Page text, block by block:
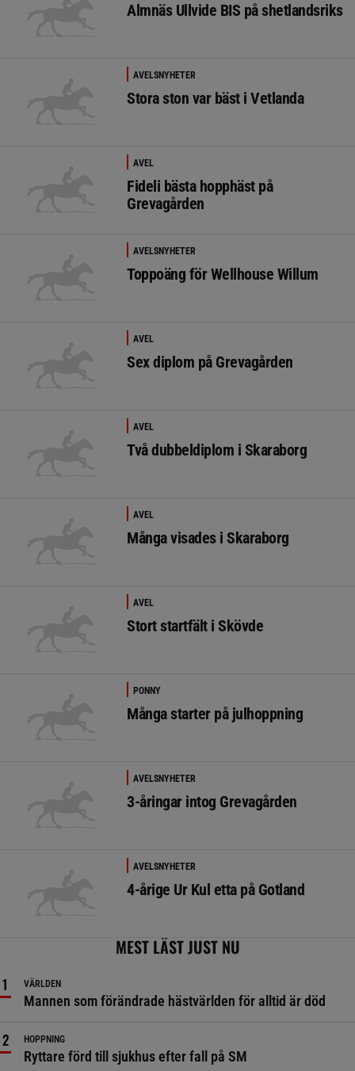
Almnäs Ullvide BIS på shetlandsriks
AVELSNYHETER
Stora ston var bäst i Vetlanda
AVEL
Fideli bästa hopphäst på
Grevagården
AVELSNYHETER
Toppoäng för Wellhouse Willum
AVEL
Sex diplom på Grevagården
AVEL
Två dubbeldiplom i Skaraborg
AVEL
Många visades i Skaraborg
AVEL
Stort startfält i Skövde
PONNY
Många starter på julhoppning
AVELSNYHETER
3-åringar intog Grevagården
AVELSNYHETER
4-årige Ur Kul etta på Gotland
MEST LÄST JUST NU
VÄRLDEN
Mannen som förändrade hästvärlden för alltid är död
HOPPNING
Ryttare förd till sjukhus efter fall på SM